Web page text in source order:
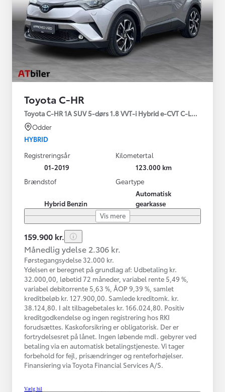
Toyota C-HR
Toyota C-HR 1A SUV 5-dørs 1.8 VVT-i Hybrid e-CVT C-LUB -
Odder
HYBRID
Registreringsår
01-2019
Kilometertal
123.000 km
Brændstof
Hybrid Benzin
Geartype
Automatisk
gearkasse
Vis mere
159.900 kr.
Månedlig ydelse 2.306 kr.
Førstegangsydelse 32.000 kr.
Ydelsen er beregnet på grundlag af: Udbetaling kr.
32.000,00, løbetid 72 måneder, variabel rente 5,49 %,
variabel debitorrente 5,63 %, ÅOP 9,39 %, samlet
kreditbeløb kr. 127.900,00. Samlede kreditomk. kr.
38.124,80. I alt tilbagebetales kr. 166.024,80. Positiv
kreditgodkendelse og ingen registrering hos RKI
forudsættes. Kaskoforsikring er obligatorisk. Der er
fortrydelsesret på lånet. Ingen løbende mdl. gebyrer ved
betaling via en automatisk betalingstjeneste. Vi tager
forbehold for fejl, prisændringer og renteforhøjelser.
Finansiering via Toyota Financial Services A/S.
Vælg bil